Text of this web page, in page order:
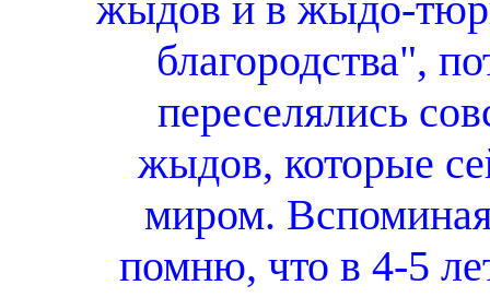
благородства",
переселялись
жыдов, которые
миром. Вспоминая
помню, что в 4-5